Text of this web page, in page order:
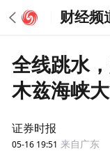
财经频
全线跳水
木兹海峡
证券时报
05-16 19:51 来自广东